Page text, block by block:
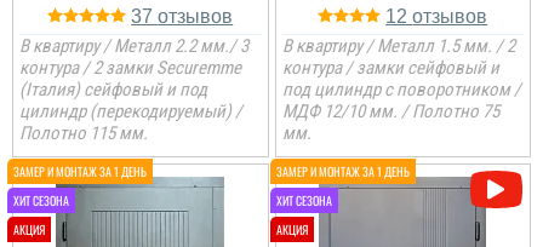
37
В квартиру / Металл 2.2 мм./ 3
контура / 2 замки Securemme
(Італия) сейфовый и под
цилиндр (перекодируемый) /
Полотно 115 мм.
12
В квартиру / Металл 1.5 мм. / 2
контура / замки сейфовый и
под цилиндр с поворотником /
МДФ 12/10 мм. / Полотно 75
мм.